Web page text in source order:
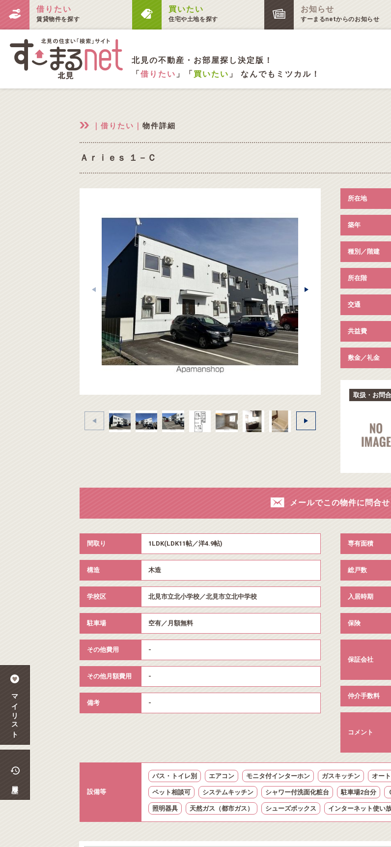
借りたい
賃貸物件を探す
買いたい
住宅や土地を探す
お知らせ
すーまるnetからのお知らせ
北見の不動産・お部屋探し決定版！
「借りたい 」「 買いたい 」 なんでもミツカル！
｜借りたい｜ 物件詳細
Ａｒｉｅｓ １－Ｃ
所在地
築年
種別／階建
所在階
交通
共益費
敷金／礼金
取扱・お問
メールでこの物件に問合せ
間取り 1LDK(LDK11帖／洋4.9帖)
構造 木造
学校区 北見市立北小学校／北見市立北中学校
駐車場 空有／月額無料
その他費用 -
その他月額費用 -
備考 -
専有面積
総戸数
入居時期
保険
保証会社
仲介手数料
コメント
設備等
バス・トイレ別 エアコン モニタ付インターホン ガスキッチン オー
ペット相談可 システムキッチン シャワー付洗面化粧台 駐車場2台分
照明器具 天然ガス（都市ガス） シューズボックス インターネット使い
マイリスト